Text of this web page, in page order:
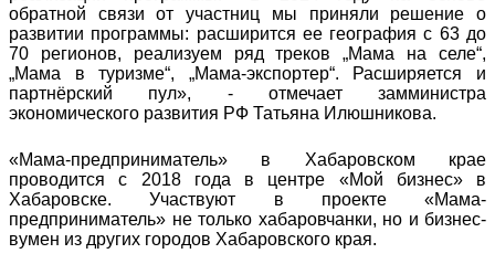
обратной связи от участниц мы приняли решение о
развитии программы: расширится ее география с 63 до
70 регионов, реализуем ряд треков „Мама на селе“,
„Мама в туризме“, „Мама-экспортер“. Расширяется и
партнёрский пул», - отмечает замминистра
экономического развития РФ Татьяна Илюшникова.
«Мама-предприниматель» в Хабаровском крае
проводится с 2018 года в центре «Мой бизнес» в
Хабаровске. Участвуют в проекте «Мама-
предприниматель» не только хабаровчанки, но и бизнес-
вумен из других городов Хабаровского края.